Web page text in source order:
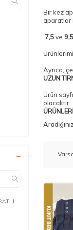
Bir kez
aparatlar
7,5ve 9,5
Ayrıca,
UZUN
Ürün
olacaktır.